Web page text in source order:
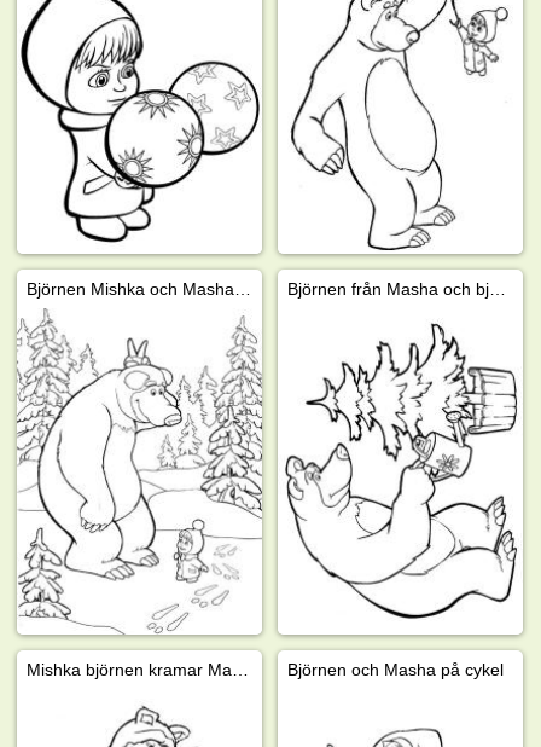
Mishka björnen kramar Masha Björnen och Masha på cykel